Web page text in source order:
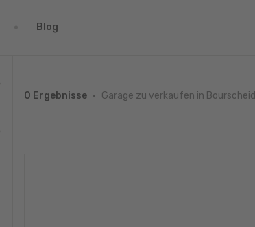
Blog
0 Ergebnisse Garage zu verkaufen in Bourscheid